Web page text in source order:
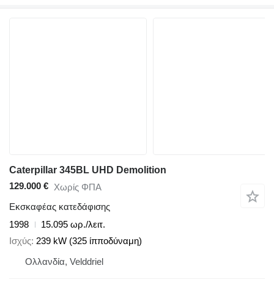
Caterpillar 345BL UHD Demolition
129.000 € Χωρίς ΦΠΑ
Εκσκαφέας κατεδάφισης
1998
15.095 ωρ./λειτ.
Ισχύς 239 kW (325 ίπποδύναμη)
Ολλανδία, Velddriel